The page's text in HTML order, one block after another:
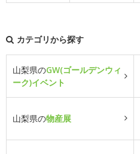
カテゴリから探す
山梨県のGW(ゴールデンウィ
ーク)イベント
山梨県の物産展